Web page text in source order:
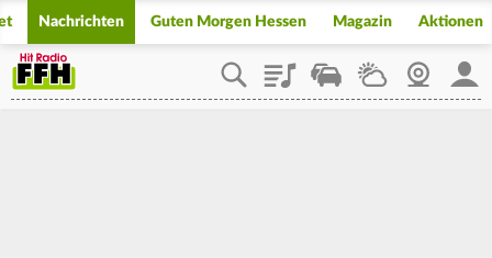
Nachrichten Guten Morgen Hessen Magazin Aktionen
PlaylistStaupilotWetterWebcam